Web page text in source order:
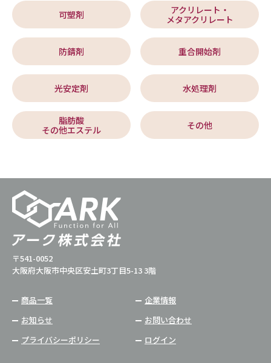
可塑剤
アクリレート・
メタアクリレート
防錆剤 重合開始剤
光安定剤 水処理剤
脂肪酸
その他エステル
その他
〒541-0052
大阪府大阪市中央区安土町3丁目5-13 3階
商品一覧
企業情報
お知らせ
お問い合わせ
プライバシーポリシー
ログイン